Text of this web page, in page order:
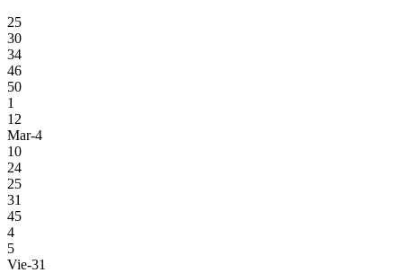
25
30
34
46
50
1
12
Mar-4
10
24
25
31
45
4
5
Vie-31